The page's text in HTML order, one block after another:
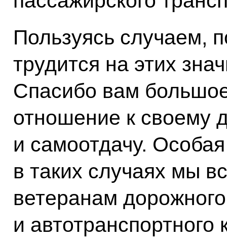
Пользуясь случаем,
трудится на этих
Спасибо вам
отношение к своему
и самоотдачу.
в таких случаях мы
ветеранам
и